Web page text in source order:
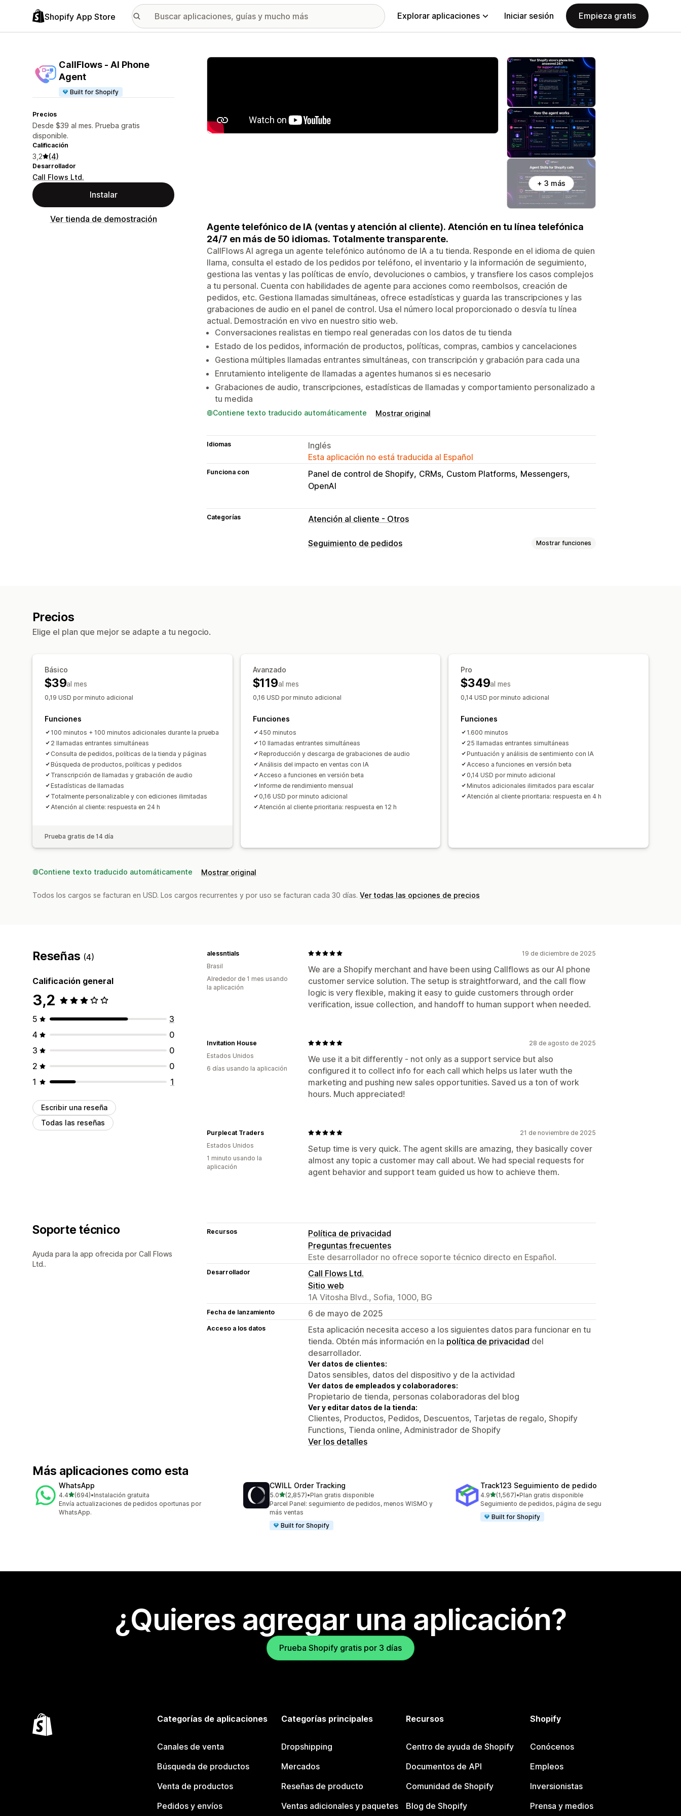
Shopify App Store Explorar aplicaciones Iniciar sesión Empieza gratis
CallFlows ‑ AI Phone
Agent
Built for Shopify
Precios
Desde $39 al mes. Prueba gratis
disponible.
Calificación
3,2 (4)
Desarrollador
Call Flows Ltd.
Instalar
Ver tienda de demostración
Galería de imágenes destacadas
+ 3 más
Agente telefónico de IA (ventas y atención al cliente). Atención en tu línea telefónica
24/7 en más de 50 idiomas. Totalmente transparente.
CallFlows AI agrega un agente telefónico autónomo de IA a tu tienda. Responde en el idioma de quien
llama, consulta el estado de los pedidos por teléfono, el inventario y la información de seguimiento,
gestiona las ventas y las políticas de envío, devoluciones o cambios, y transfiere los casos complejos
a tu personal. Cuenta con habilidades de agente para acciones como reembolsos, creación de
pedidos, etc. Gestiona llamadas simultáneas, ofrece estadísticas y guarda las transcripciones y las
grabaciones de audio en el panel de control. Usa el número local proporcionado o desvía tu línea
actual. Demostración en vivo en nuestro sitio web.
Conversaciones realistas en tiempo real generadas con los datos de tu tienda
Estado de los pedidos, información de productos, políticas, compras, cambios y cancelaciones
Gestiona múltiples llamadas entrantes simultáneas, con transcripción y grabación para cada una
Enrutamiento inteligente de llamadas a agentes humanos si es necesario
Grabaciones de audio, transcripciones, estadísticas de llamadas y comportamiento personalizado a
tu medida
Contiene texto traducido automáticamente Mostrar original
Idiomas
Inglés
Esta aplicación no está traducida al Español
Funciona con Panel de control de Shopify CRMs Custom Platforms Messengers
OpenAI
Categorías Atención al cliente - Otros
Seguimiento de pedidos Mostrar funciones
Precios
Elige el plan que mejor se adapte a tu negocio.
Básico
$39al mes
0,19 USD por minuto adicional
Funciones
100 minutos + 100 minutos adicionales durante la prueba
2 llamadas entrantes simultáneas
Consulta de pedidos, políticas de la tienda y páginas
Búsqueda de productos, políticas y pedidos
Transcripción de llamadas y grabación de audio
Estadísticas de llamadas
Totalmente personalizable y con ediciones ilimitadas
Atención al cliente: respuesta en 24 h
Prueba gratis de 14 día
Avanzado
$119al mes
0,16 USD por minuto adicional
Funciones
450 minutos
10 llamadas entrantes simultáneas
Reproducción y descarga de grabaciones de audio
Análisis del impacto en ventas con IA
Acceso a funciones en versión beta
Informe de rendimiento mensual
0,16 USD por minuto adicional
Atención al cliente prioritaria: respuesta en 12 h
Pro
$349al mes
0,14 USD por minuto adicional
Funciones
1.600 minutos
25 llamadas entrantes simultáneas
Puntuación y análisis de sentimiento con IA
Acceso a funciones en versión beta
0,14 USD por minuto adicional
Minutos adicionales ilimitados para escalar
Atención al cliente prioritaria: respuesta en 4 h
Contiene texto traducido automáticamente Mostrar original
Todos los cargos se facturan en USD. Los cargos recurrentes y por uso se facturan cada 30 días. Ver todas las opciones de precios
Reseñas (4)
Calificación general
3,2
5
3
4
0
3
0
2
0
1
1
Escribir una reseña
Todas las reseñas
19 de diciembre de 2025
We are a Shopify merchant and have been using Callflows as our AI phone
customer service solution. The setup is straightforward, and the call flow
logic is very flexible, making it easy to guide customers through order
verification, issue collection, and handoff to human support when needed.
alessntials
Brasil
Alrededor de 1 mes usando
la aplicación
28 de agosto de 2025
We use it a bit differently - not only as a support service but also
configured it to collect info for each call which helps us later wuth the
marketing and pushing new sales opportunities. Saved us a ton of work
hours. Much appreciated!
Invitation House
Estados Unidos
6 días usando la aplicación
21 de noviembre de 2025
Setup time is very quick. The agent skills are amazing, they basically cover
almost any topic a customer may call about. We had special requests for
agent behavior and support team guided us how to achieve them.
Purplecat Traders
Estados Unidos
1 minuto usando la
aplicación
Soporte técnico
Ayuda para la app ofrecida por Call Flows
Ltd..
Recursos
Política de privacidad
Preguntas frecuentes
Este desarrollador no ofrece soporte técnico directo en Español.
Desarrollador
Call Flows Ltd.
Sitio web
1A Vitosha Blvd., Sofia, 1000, BG
Fecha de lanzamiento 6 de mayo de 2025
Acceso a los datos
Esta aplicación necesita acceso a los siguientes datos para funcionar en tu
tienda. Obtén más información en la política de privacidad del
desarrollador.
Ver datos de clientes:
Datos sensibles, datos del dispositivo y de la actividad
Ver datos de empleados y colaboradores:
Propietario de tienda, personas colaboradoras del blog
Ver y editar datos de la tienda:
Clientes, Productos, Pedidos, Descuentos, Tarjetas de regalo, Shopify
Functions, Tienda online, Administrador de Shopify
Ver los detalles
Más aplicaciones como esta
WhatsApp
4.4de 5 estrellas
(694)
694 reseñas en total
•Instalación gratuita
Envía actualizaciones de pedidos oportunas por
WhatsApp.
CWILL Order Tracking
5.0de 5 estrellas
(2,857)
2857 reseñas en total
•Plan gratis disponible
Parcel Panel: seguimiento de pedidos, menos WISMO y
más ventas
Built for Shopify
Track123 Seguimiento de pedido
4.9de 5 estrellas
(1,567)
1567 reseñas en total
•Plan gratis disponible
Seguimiento de pedidos, página de segu
Built for Shopify
¿Quieres agregar una aplicación?
Prueba Shopify gratis por 3 días
Categorías de aplicaciones
Canales de venta
Búsqueda de productos
Venta de productos
Pedidos y envíos
Categorías principales
Dropshipping
Mercados
Reseñas de producto
Ventas adicionales y paquetes
Recursos
Centro de ayuda de Shopify
Documentos de API
Comunidad de Shopify
Blog de Shopify
Shopify
Conócenos
Empleos
Inversionistas
Prensa y medios